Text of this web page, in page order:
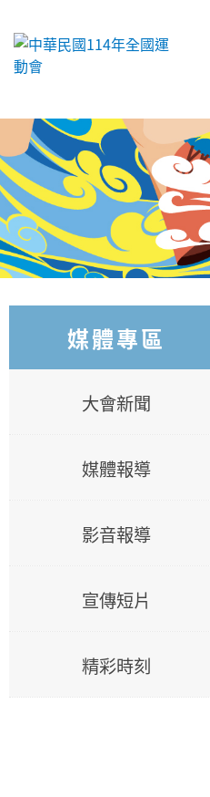
跳到主要內容
媒體專區
大會新聞
媒體報導
影音報導
宣傳短片
精彩時刻